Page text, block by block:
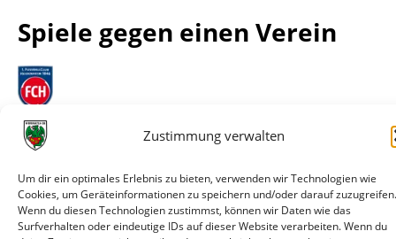
Zustimmung verwalten
Um dir ein optimales Erlebnis zu bieten, verwenden wir Technologien wie
Cookies, um Geräteinformationen zu speichern und/oder darauf zuzugreifen.
Wenn du diesen Technologien zustimmst, können wir Daten wie das
Surfverhalten oder eindeutige IDs auf dieser Website verarbeiten. Wenn du
Spiele gegen einen Verein
1. FC Heidenheim
Bilanz
1 Spiele / 0 Siege / 1 Remis / 0 Niederlagen / 1:1 Tore
26.01.2025
14:00
1. FC
Heidenheim
- Wormatia
1:1 Testspiel